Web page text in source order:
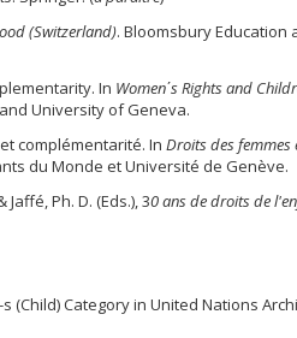
(Switzerland). Bloomsbury Education
In Womenʹs Rights and
University of Geneva.
complémentarité. In Droits des femmes
du Monde et Université de Genève.
Ph. D. (Eds.), 30 ans de droits de
(Child) Category in United Nations